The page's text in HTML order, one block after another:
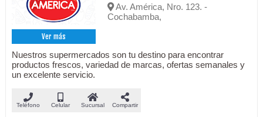
Ver más
Av. América, Nro. 123. -
Cochabamba,
Nuestros supermercados son tu destino para encontrar
productos frescos, variedad de marcas, ofertas semanales y
un excelente servicio.
Teléfono Celular Sucursal Compartir